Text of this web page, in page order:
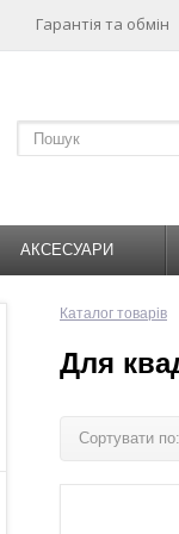
Гарантія та обмін
АКСЕСУАРИ
Каталог товарів
Для
Сортувати по: